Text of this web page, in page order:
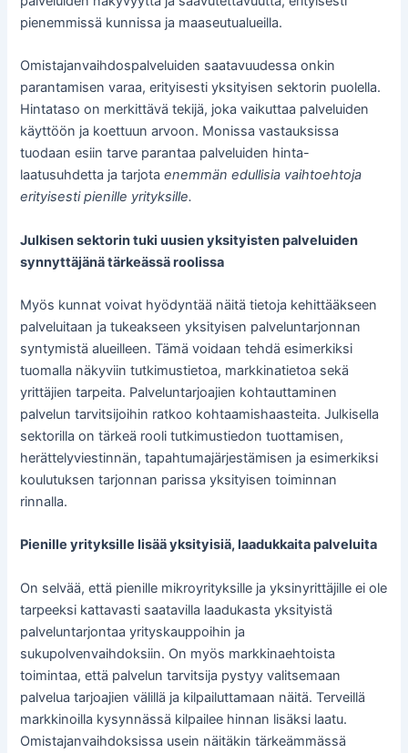
pienemmissä kunnissa ja maaseutualueilla.
Omistajanvaihdospalveluiden saatavuudessa onkin
parantamisen varaa, erityisesti yksityisen sektorin puolella.
Hintataso on merkittävä tekijä, joka vaikuttaa palveluiden
käyttöön ja koettuun arvoon. Monissa vastauksissa
tuodaan esiin tarve parantaa palveluiden hinta-
laatusuhdetta ja tarjotaenemmän edullisia vaihtoehtoja
erityisesti pienille yrityksille.
Julkisen sektorin tuki uusien yksityisten palveluiden
synnyttäjänä tärkeässä roolissa
Myös kunnat voivat hyödyntää näitä tietoja kehittääkseen
palveluitaan ja tukeakseen yksityisen palveluntarjonnan
syntymistä alueilleen. Tämä voidaan tehdä esimerkiksi
tuomalla näkyviin tutkimustietoa, markkinatietoa sekä
yrittäjien tarpeita. Palveluntarjoajien kohtauttaminen
palvelun tarvitsijoihin ratkoo kohtaamishaasteita. Julkisella
sektorilla on tärkeä rooli tutkimustiedon tuottamisen,
herättelyviestinnän, tapahtumajärjestämisen ja esimerkiksi
koulutuksen tarjonnan parissa yksityisen toiminnan
rinnalla.
Pienille yrityksille lisää yksityisiä, laadukkaita palveluita
On selvää, että pienille mikroyrityksille ja yksinyrittäjille ei ole
tarpeeksi kattavasti saatavilla laadukasta yksityistä
palveluntarjontaa yrityskauppoihin ja
sukupolvenvaihdoksiin. On myös markkinaehtoista
toimintaa, että palvelun tarvitsija pystyy valitsemaan
palvelua tarjoajien välillä ja kilpailuttamaan näitä. Terveillä
markkinoilla kysynnässä kilpailee hinnan lisäksi laatu.
Omistajanvaihdoksissa usein näitäkin tärkeämmässä